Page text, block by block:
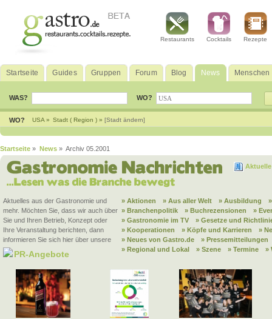
Restaurants Cocktails Rezepte
Startseite Guides Gruppen Forum Blog News Menschen
WAS? WO?
WO? USA » Stadt ( Region ) » [Stadt ändern]
Startseite » News » Archiv 05.2001
Aktuelles aus der Gastronomie und
mehr. Möchten Sie, dass wir auch über
Sie und Ihren Betrieb, Konzept oder
Ihre Veranstaltung berichten, dann
informieren Sie sich hier über unsere
PR-Angebote
» Aktionen » Aus aller Welt » Ausbildung
» Branchenpolitik
» Buchrezensionen
»
» Gastronomie im TV
» Gesetze und
» Kooperationen
» Köpfe und Karrieren
»
» Neues von Gastro.de
» Pressemitteilungen
» Regional und Lokal
» Szene » Termine »